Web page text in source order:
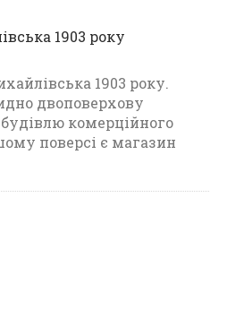
1903 року
1903 року.
двоповерхову
комерційного
поверсі є магазин